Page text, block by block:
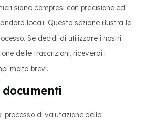
siano compresi con precisione ed
locali. Questa sezione illustra le
Se decidi di utilizzare i nostri
delle trascrizioni, riceverai i
molto brevi.
processo di valutazione della